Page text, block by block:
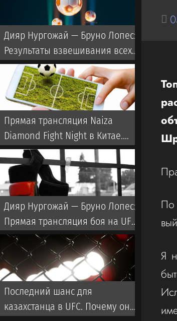
По
Я
Дияр Нургожай — Бруно Лопес:
Результаты взвешивания всех
бойцов на UFC Vegas 120
Прямая трансляция Naiza
Diamond Fight Night в Китае.
Когда и где смотреть турнир
Дияр Нургожай — Бруно Лопес:
Прямая трансляция боя на UFC
Vegas 120
Последний шанс для
казахстанца в UFC. Почему он